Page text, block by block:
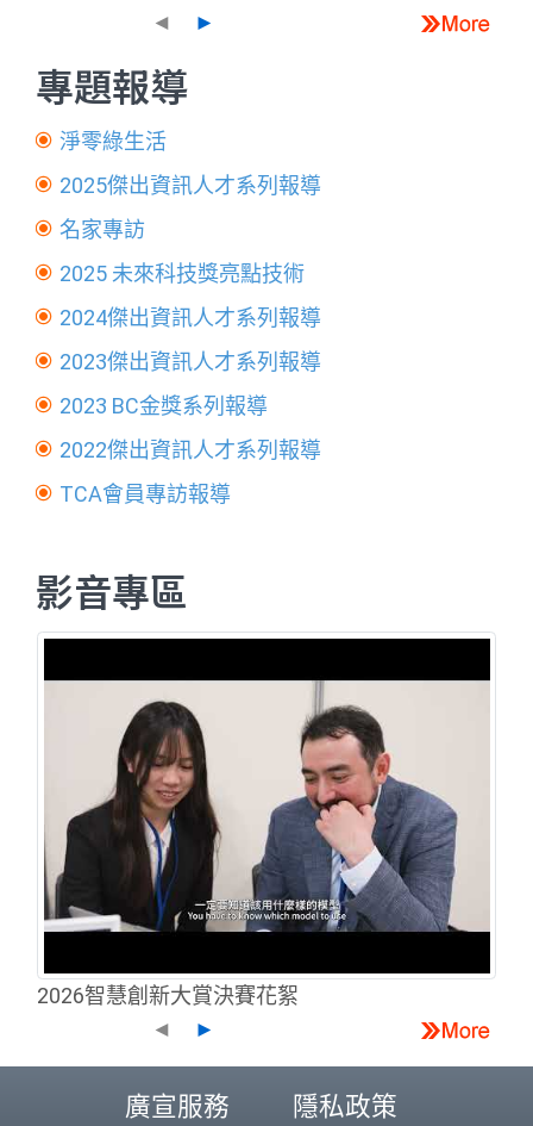
◄
►
專題報導
淨零綠生活
2025傑出資訊人才系列報導
名家專訪
2025 未來科技獎亮點技術
2024傑出資訊人才系列報導
2023傑出資訊人才系列報導
2023 BC金獎系列報導
2022傑出資訊人才系列報導
TCA會員專訪報導
影音專區
2026智慧創新大賞決賽花絮
◄
►
廣宣服務 隱私政策